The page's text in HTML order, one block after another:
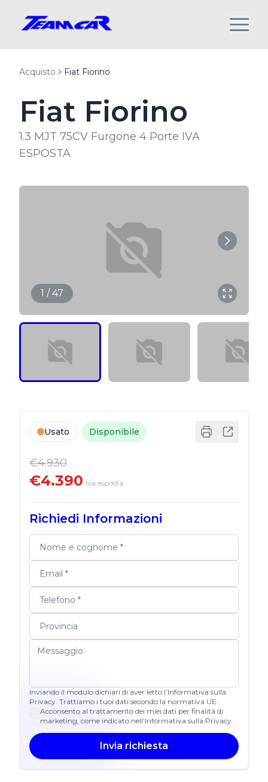
Acquisto Fiat Fiorino
Fiat Fiorino
1.3 MJT 75CV Furgone 4 Porte IVA
ESPOSTA
1 / 47
Usato Disponibile
€4.930
€4.390 Iva esposta
Richiedi Informazioni
Inviando il modulo dichiari di aver letto l’Informativa sulla
Privacy. Trattiamo i tuoi dati secondo la normativa UE.
Acconsento al trattamento dei miei dati per finalità di
marketing, come indicato nell'Informativa sulla Privacy.
Invia richiesta